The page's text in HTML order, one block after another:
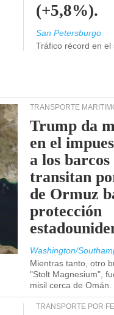
(+5,8%).
San Petersburgo
Tráfico récord en
TRANSPORTE
Trump da
en el
a los barcos
transitan
de Ormuz
protección
Washington/
Mientras tanto, otro
"Stolt Magnesium",
misil cerca de Omán.
TRANSPORTE POR